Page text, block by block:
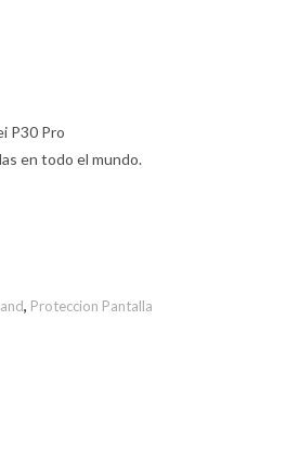
P30 Pro
en todo el mundo.
, Proteccion Pantalla